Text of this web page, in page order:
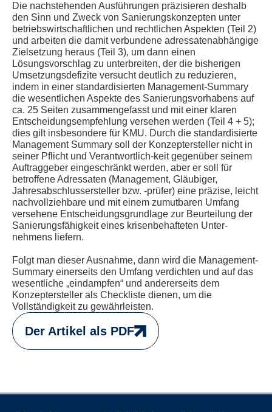
Die nachstehenden Ausführungen präzisieren deshalb
den Sinn und Zweck von Sanierungskonzepten unter
betriebswirtschaftlichen und rechtlichen Aspekten (Teil 2)
und arbeiten die damit verbundene adressatenabhängige
Zielsetzung heraus (Teil 3), um dann einen
Lösungsvorschlag zu unterbreiten, der die bisherigen
Umsetzungsdefizite versucht deutlich zu reduzieren,
indem in einer standardisierten Management-Summary
die wesentlichen Aspekte des Sanierungsvorhabens auf
ca. 25 Seiten zusammengefasst und mit einer klaren
Entscheidungsempfehlung versehen werden (Teil 4 + 5);
dies gilt insbesondere für KMU. Durch die standardisierte
Management Summary soll der Konzeptersteller nicht in
seiner Pflicht und Verantwortlich-keit gegenüber seinem
Auftraggeber eingeschränkt werden, aber er soll für
betroffene Adressaten (Management, Gläubiger,
Jahresabschlussersteller bzw. -prüfer) eine präzise, leicht
nachvollziehbare und mit einem zumutbaren Umfang
versehene Entscheidungsgrundlage zur Beurteilung der
Sanierungsfähigkeit eines krisenbehafteten Unter-
nehmens liefern.
Folgt man dieser Ausnahme, dann wird die Management-
Summary einerseits den Umfang verdichten und auf das
wesentliche „eindampfen“ und andererseits dem
Konzeptersteller als Checkliste dienen, um die
Vollständigkeit zu gewährleisten.
Der Artikel als PDF